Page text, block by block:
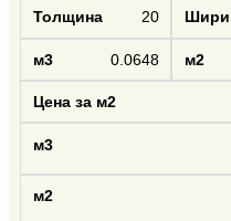
20
0.0648